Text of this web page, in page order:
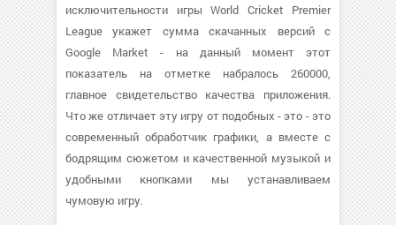
исключительности игры World Cricket Premier
League укажет сумма скачанных версий с
Google Market - на данный момент этот
показатель на отметке набралось 260000,
главное свидетельство качества приложения.
Что же отличает эту игру от подобных - это - это
современный обработчик графики, а вместе с
бодрящим сюжетом и качественной музыкой и
удобными кнопками мы устанавливаем
чумовую игру.